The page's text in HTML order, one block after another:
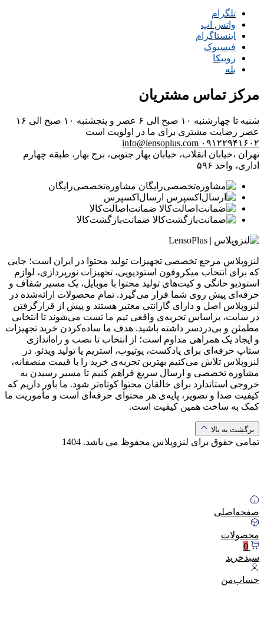
تلگرام
واتس اپ
اینستاگرام
فیسبوک
روبیکا
بله
مرکز تماس مشتریان
شنبه تا چهارشنبه ۱۰ صبح الی ۶ عصر و پنجشنبه ۱۰ صبح الی ۱۶
عصر رضایت مشتری برای ما در اولویت است
۰۹۱۲۲۹۴۱۶۰۲ info@lensoplus.com
تهران ،خیابان انقلاب، خیابان بهار جنوبی، برج بهار، طبقه چهارم
اداری، واحد ۵۹۶
مشاوره‌تخصصی‌رایگان
ارسال‌اکسپرس
ضمانت‌اصالت‌کالا
ضمانت‌بازگشت‌کالا
لنزوپلاس مرجع تخصصی تجهیزات تولید محتوا در ایران است؛ جایی
که برای انتخاب میکروفون استودیویی، تجهیزات نورپردازی، لوازم
استودیو خانگی و کیت‌های تولید محتوا با موبایل، یک مسیر شفاف و
حرفه‌ای پیش روی شما قرار می‌گیرد. تمام محصولات ارائه‌شده در
لنزوپلاس اصل و دارای گارانتی معتبر هستند و پیش از قرارگرفتن
در سایت، براساس تجربه‌ی واقعی تیم ما تست می‌شوند تا انتخابی
مطمئن و بی‌دردسر داشته باشید. هدف ما ساده‌کردن خرید تجهیزات
و ایجاد یک همراهی مداوم است؛ از انتخاب تا نصب و راه‌اندازی
ستاپ حرفه‌ای برای پادکست، یوتیوب، استریم یا تولید ویدئو. در
لنزوپلاس تلاش می‌کنیم بهترین تجربه‌ی خرید را با قیمت منصفانه،
مشاوره تخصصی و ارسال سریع فراهم کنیم تا مسیر رسیدن به
خروجی استاندارد برای خالقان محتوا کوتاه‌تر شود. ما باور داریم که
کیفیت صدا و تصویر، پایه‌ی هر محتوای حرفه‌ای است و مأموریت ما
کمک به ساخت همین کیفیت است.
برگشت به بالا
تمامی حقوق برای لنزوپلاس محفوظ می باشد. 1404
صفحه‌اصلی
محصولات
0
سبد‌خرید
حساب‌من